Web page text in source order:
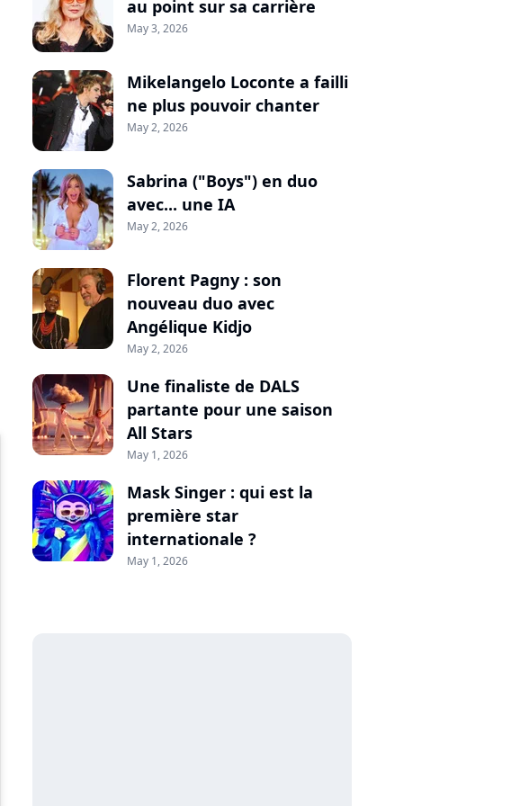
au point sur sa carrière
May 3, 2026
Mikelangelo Loconte a failli
ne plus pouvoir chanter
May 2, 2026
Sabrina ("Boys") en duo
avec... une IA
May 2, 2026
Florent Pagny : son
nouveau duo avec
Angélique Kidjo
May 2, 2026
Une finaliste de DALS
partante pour une saison
All Stars
May 1, 2026
Mask Singer : qui est la
première star
internationale ?
May 1, 2026